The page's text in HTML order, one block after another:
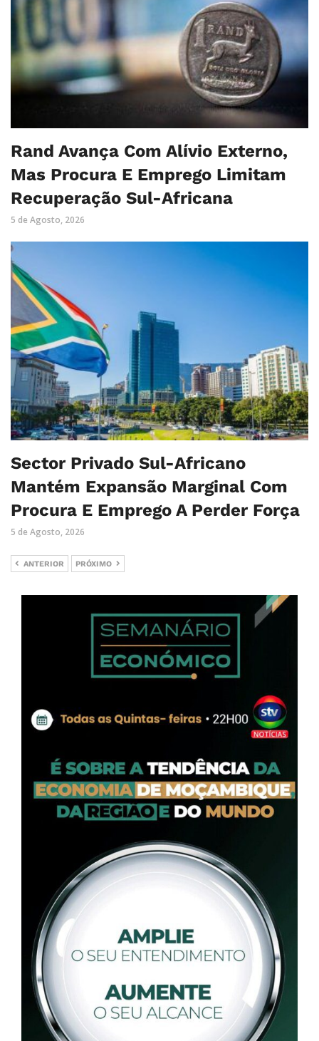
Rand Avança Com Alívio Externo,
Mas Procura E Emprego Limitam
Recuperação Sul-Africana
5 de Agosto, 2026
Sector Privado Sul-Africano
Mantém Expansão Marginal Com
Procura E Emprego A Perder Força
5 de Agosto, 2026
ANTERIOR PRÓXIMO